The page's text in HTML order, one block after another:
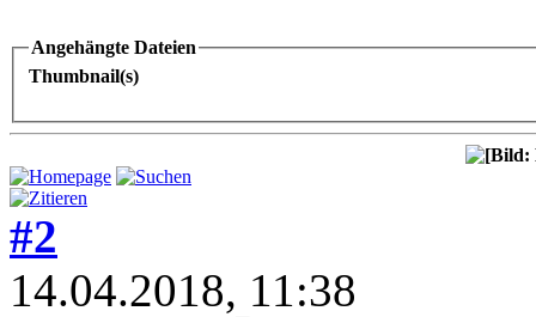
Angehängte Dateien
Thumbnail(s)
#2
14.04.2018, 11:38